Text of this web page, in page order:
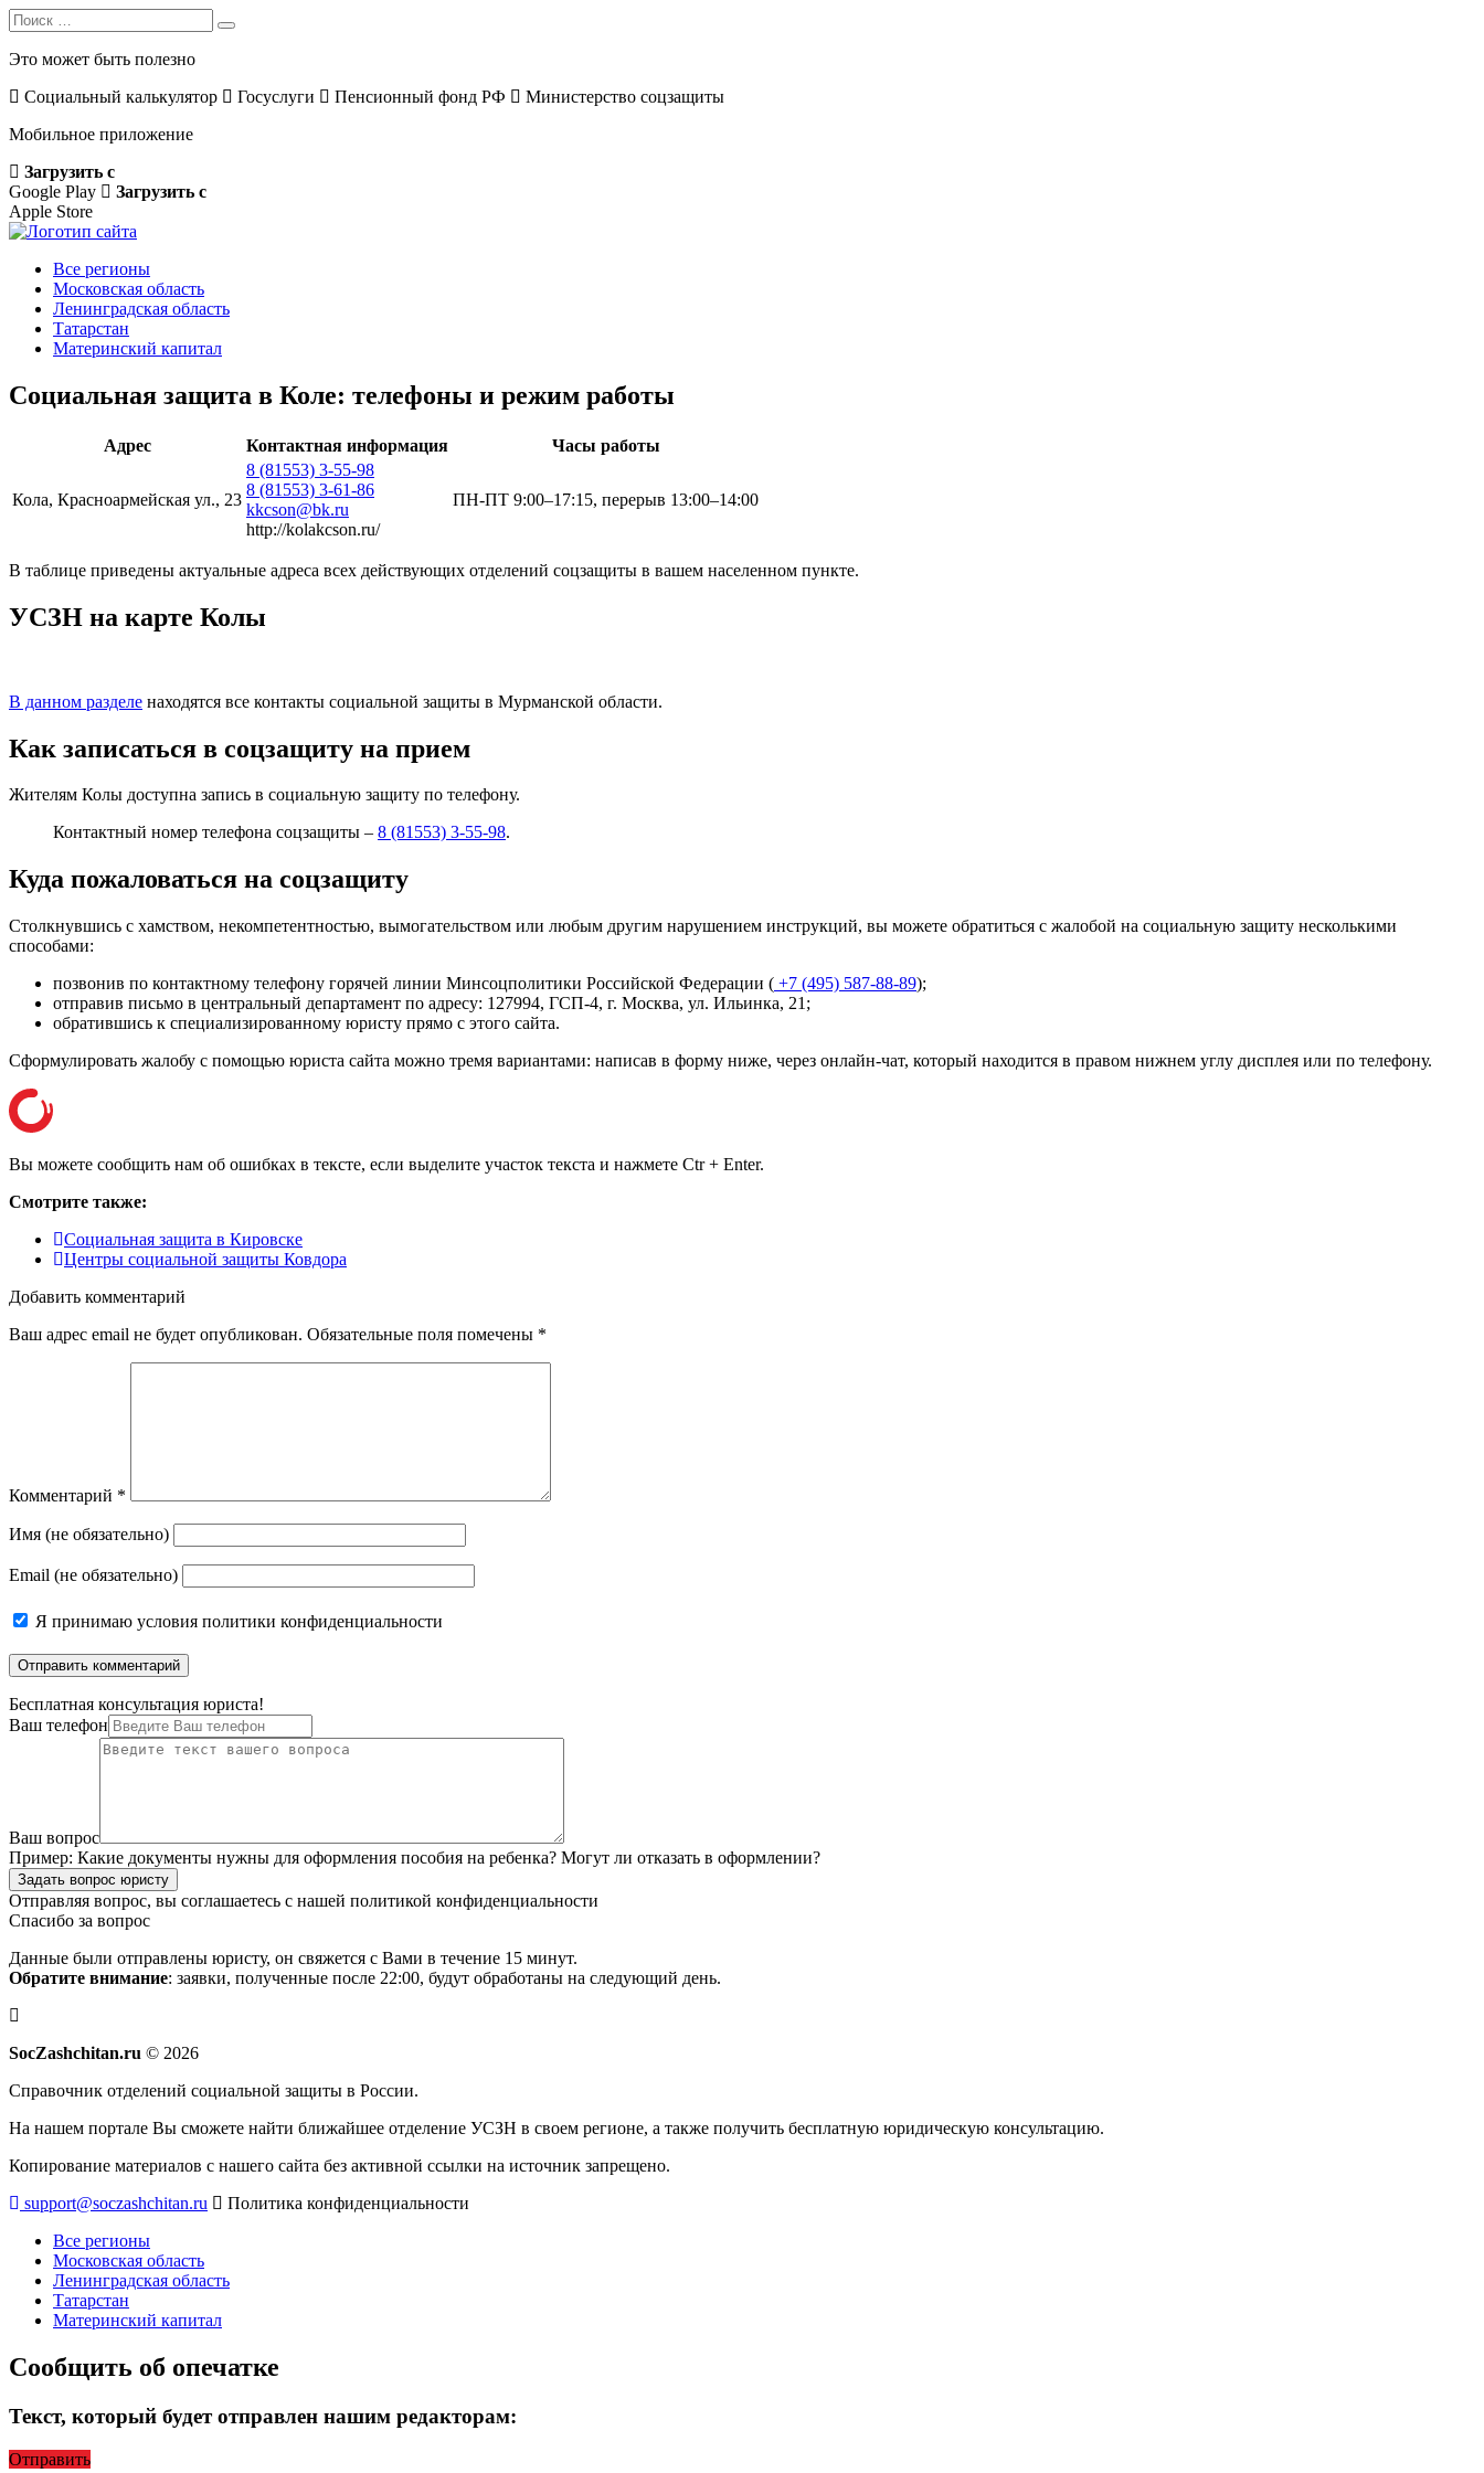
Search
for:
Search
Это может быть полезно
Социальный калькулятор
Госуслуги Пенсионный фонд РФ
Министерство соцзащиты
Мобильное приложение
Загрузить с
Google Play
Загрузить с
Apple Store
Все регионы
Московская область
Ленинградская область
Татарстан
Материнский капитал
Социальная защита в Коле: телефоны и режим работы
Адрес Контактная информация Часы работы
Кола, Красноармейская ул., 23
8 (81553) 3-55-98
8 (81553) 3-61-86
kkcson@bk.ru
http://kolakcson.ru/
ПН-ПТ 9:00–17:15, перерыв 13:00–14:00
В таблице приведены актуальные адреса всех действующих отделений соцзащиты в вашем населенном пункте.
УСЗН на карте Колы
В данном разделе находятся все контакты социальной защиты в Мурманской области.
Как записаться в соцзащиту на прием
Жителям Колы доступна запись в социальную защиту по телефону.
Контактный номер телефона соцзащиты – 8 (81553) 3-55-98.
Куда пожаловаться на соцзащиту
Столкнувшись с хамством, некомпетентностью, вымогательством или любым другим нарушением инструкций, вы можете обратиться с жалобой на социальную защиту несколькими
способами:
позвонив по контактному телефону горячей линии Минсоцполитики Российской Федерации ( +7 (495) 587-88-89);
отправив письмо в центральный департамент по адресу: 127994, ГСП-4, г. Москва, ул. Ильинка, 21 ;
обратившись к специализированному юристу прямо с этого сайта.
Сформулировать жалобу с помощью юриста сайта можно тремя вариантами: написав в форму ниже, через онлайн-чат, который находится в правом нижнем углу дисплея или по телефону.
Вы можете сообщить нам об ошибках в тексте, если выделите участок текста и нажмете Ctr + Enter.
Смотрите также:
Социальная защита в Кировске
Центры социальной защиты Ковдора
Добавить комментарий
Ваш адрес email не будет опубликован. Обязательные поля помечены *
Комментарий *
Имя (не обязательно)
Email (не обязательно)
Я принимаю условия политики конфиденциальности
Бесплатная консультация юриста!
Ваш телефон
Ваш вопрос
Пример: Какие документы нужны для оформления пособия на ребенка? Могут ли отказать в оформлении?
Задать вопрос юристу
Отправляя вопрос, вы соглашаетесь с нашей политикой конфиденциальности
Спасибо за вопрос
Данные были отправлены юристу, он свяжется с Вами в течение 15 минут.
Обратите внимание: заявки, полученные после 22:00, будут обработаны на следующий день.
SocZashchitan.ru © 2026
Справочник отделений социальной защиты в России.
На нашем портале Вы сможете найти ближайшее отделение УСЗН в своем регионе, а также получить бесплатную юридическую консультацию.
Копирование материалов с нашего сайта без активной ссылки на источник запрещено.
support@soczashchitan.ru
Политика конфиденциальности
Все регионы
Московская область
Ленинградская область
Татарстан
Материнский капитал
Сообщить об опечатке
Текст, который будет отправлен нашим редакторам:
Отправить